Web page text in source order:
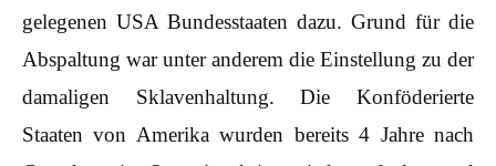
gelegenen USA Bundesstaaten dazu. Grund für die
Abspaltung war unter anderem die Einstellung zu der
damaligen Sklavenhaltung. Die Konföderierte
Staaten von Amerika wurden bereits 4 Jahre nach